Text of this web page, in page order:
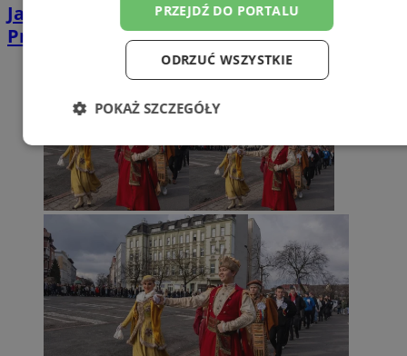
Jakie jelita wybrać do domowej kiełbasy?
Przewodnik po rodzajach i zastosowaniach
PRZEJDŹ DO PORTALU
ODRZUĆ WSZYSTKIE
POKAŻ SZCZEGÓŁY
Niezbędne Wydajność Targetowanie
Funkcjonalność Niesklasyfikowane
Niezbędne Wydajność
Targetowanie